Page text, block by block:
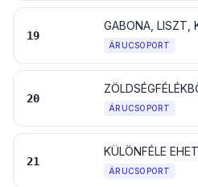
19
ÁRUCSOPORT
20
ÁRUCSOPORT
21
KÜLÖNFÉLE
ÁRUCSOPORT